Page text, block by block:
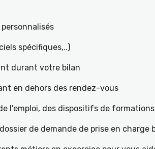
spécifiques,..)
durant votre bilan
en dehors des rendez-vous
l'emploi, des dispositifs de
de demande de prise en charge